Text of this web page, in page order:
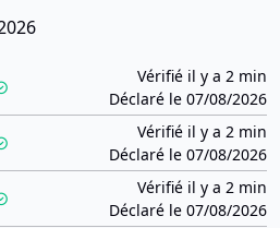
Vérifié il y a 2 min
Déclaré le 07/08/2026
Vérifié il y a 2 min
Déclaré le 07/08/2026
Vérifié il y a 2 min
Déclaré le 07/08/2026